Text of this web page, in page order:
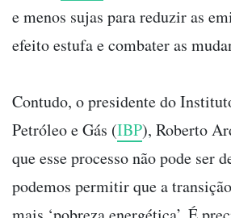
e menos sujas para reduzir as
efeito estufa e combater as
Contudo, o presidente do
Petróleo e Gás (IBP), Roberto
que esse processo não pode ser
podemos permitir que a